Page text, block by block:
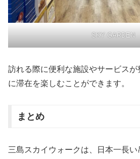
SKY GARDEN
訪れる際に便利な施設やサービス
に滞在を楽しむことができます。
まとめ
三島スカイウォークは、日本一長